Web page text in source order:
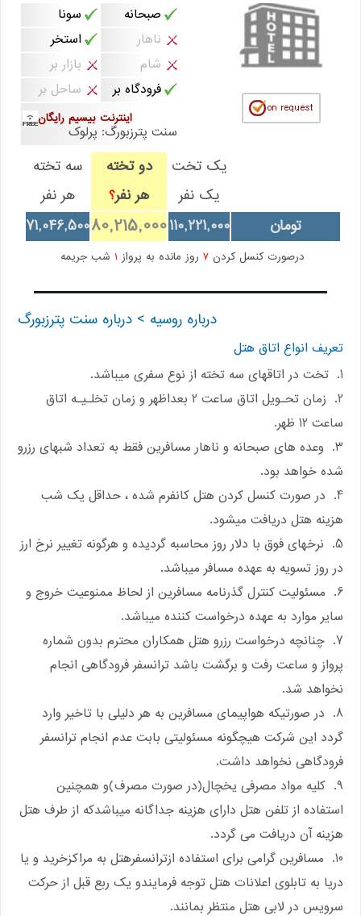
صبحانه
سونا
ناهار
استخر
شام
بازار بر
فرودگاه بر
ساحل بر
اینترنت بیسیم رایگان
سنت پترزبورگ: پرلوک
یک تخت
یک نفر
دو تخته
هر نفر؟
سه تخته
هر نفر
تومان
110,221,000
80,215,000
71,046,500
درصورت کنسل کردن 7 روز مانده به پرواز شب جریمه
درباره روسیه > درباره سنت پترزبورگ
تعریف انواع اتاق هتل
1. تخت در اتاقهای سه تخته از نوع سفری میباشد.
2. زمان تحـویل اتاق ساعت 2 بعداظهر و زمان تخلـیـه اتاق
ساعت 12 ظهر.
3. وعده های صبحانه و ناهار مسافرین فقط به تعداد شبهای رزرو
شده خواهد بود.
4. در صورت کنسل کردن هتل کانفرم شده ، حداقل یک شب
هزینه هتل دریافت میشود.
5. نرخهای فوق با دلار روز محاسبه گردیده و هرگونه تغییر نرخ ارز
در روز تسویه به عهده مسافر میباشد.
6. مسئولیت کنترل گذرنامه مسافرین از لحاظ ممنوعیت خروج و
سایر موارد به عهده درخواست کننده میباشد.
7. چنانچه درخواست رزرو هتل همکاران محترم بدون شماره
پرواز و ساعت رفت و برگشت باشد ترانسفر فرودگاهی انجام
نخواهد شد.
8. در صورتیکه هواپیمای مسافرین به هر دلیلی با تاخیر وارد
گردد این شرکت هیچگونه مسئولیتی بابت عدم انجام ترانسفر
فرودگاهی نخواهد داشت.
9. کلیه مواد مصرفی یخچال(در صورت مصرف)و همچنین
استفاده از تلفن هتل دارای هزینه جداگانه میباشدکه از طرف هتل
هزینه آن دریافت می گردد.
10. مسافرین گرامی برای استفاده ازترانسفرهتل به مراکزخرید و یا
دریا به تابلوی اعلانات هتل توجه فرمایندو یک ربع قبل از حرکت
سرویس در لابی هتل منتظر بمانند.